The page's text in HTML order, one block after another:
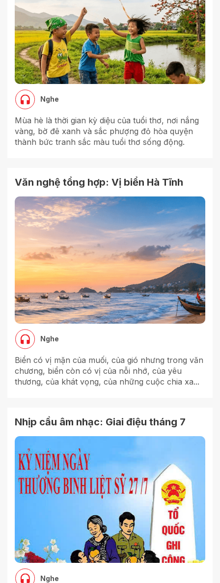
Nghe
Mùa hè là thời gian kỳ diệu của tuổi thơ, nơi nắng
vàng, bờ đê xanh và sắc phượng đỏ hòa quyện
thành bức tranh sắc màu tuổi thơ sống động.
Văn nghệ tổng hợp: Vị biển Hà Tĩnh
Nghe
Biển có vị mặn của muối, của gió nhưng trong văn
chương, biển còn có vị của nỗi nhớ, của yêu
thương, của khát vọng, của những cuộc chia xa...
Nhịp cầu âm nhạc: Giai điệu tháng 7
Nghe